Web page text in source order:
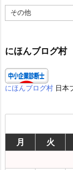
テ
ー
にほんブログ村
にほんブログ村 日本
月
火